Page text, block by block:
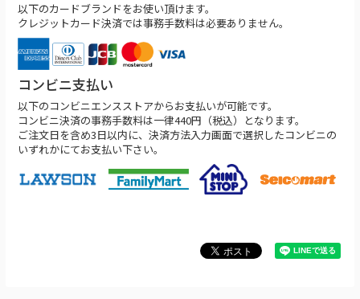
以下のカードブランドをお使い頂けます。
クレジットカード決済では事務手数料は必要ありません。
コンビニ支払い
以下のコンビニエンスストアからお支払いが可能です。
コンビニ決済の事務手数料は一律440円（税込）となります。
ご注文日を含め3日以内に、決済方法入力画面で選択したコンビニの
いずれかにてお支払い下さい。